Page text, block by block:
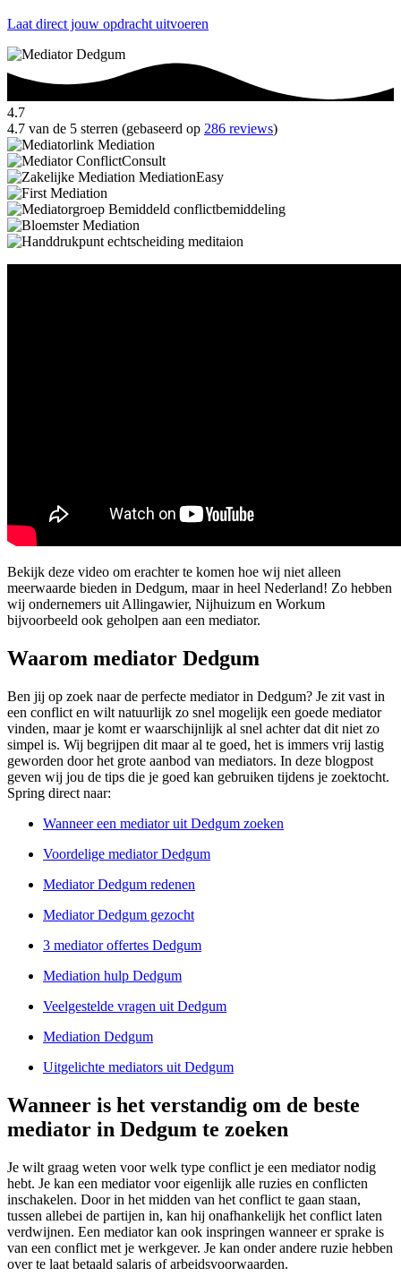
Laat direct jouw opdracht uitvoeren
4.7
4.7 van de 5 sterren (gebaseerd op 286 reviews)
Bekijk deze video om erachter te komen hoe wij niet alleen
meerwaarde bieden in Dedgum, maar in heel Nederland! Zo hebben
wij ondernemers uit Allingawier, Nijhuizum en Workum
bijvoorbeeld ook geholpen aan een mediator.
Waarom mediator Dedgum
Ben jij op zoek naar de perfecte mediator in Dedgum? Je zit vast in
een conflict en wilt natuurlijk zo snel mogelijk een goede mediator
vinden, maar je komt er waarschijnlijk al snel achter dat dit niet zo
simpel is. Wij begrijpen dit maar al te goed, het is immers vrij lastig
geworden door het grote aanbod van mediators. In deze blogpost
geven wij jou de tips die je goed kan gebruiken tijdens je zoektocht.
Spring direct naar:
Wanneer een mediator uit Dedgum zoeken
Voordelige mediator Dedgum
Mediator Dedgum redenen
Mediator Dedgum gezocht
3 mediator offertes Dedgum
Mediation hulp Dedgum
Veelgestelde vragen uit Dedgum
Mediation Dedgum
Uitgelichte mediators uit Dedgum
Wanneer is het verstandig om de beste
mediator in Dedgum te zoeken
Je wilt graag weten voor welk type conflict je een mediator nodig
hebt. Je kan een mediator voor eigenlijk alle ruzies en conflicten
inschakelen. Door in het midden van het conflict te gaan staan,
tussen allebei de partijen in, kan hij onafhankelijk het conflict laten
verdwijnen. Een mediator kan ook inspringen wanneer er sprake is
van een conflict met je werkgever. Je kan onder andere ruzie hebben
over te laat betaald salaris of arbeidsvoorwaarden.